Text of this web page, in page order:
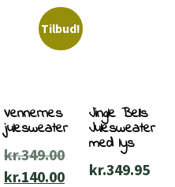
Tilbud!
Vennernes
julesweater
kr.349.00Den
oprindelige
kr.140.00Den
Jingle Bells
Julesweater
med lys
kr.349.95